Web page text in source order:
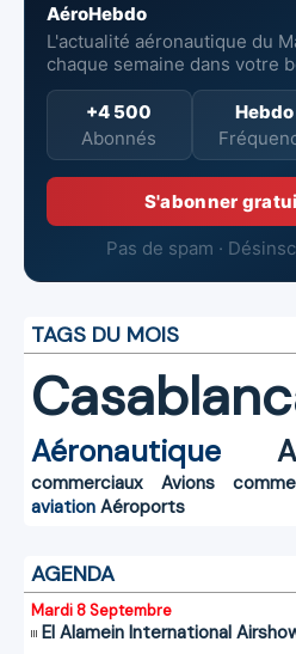
AéroHebdo
L'actualité aéronautique du
chaque semaine dans votre
+4 500
Abonnés
Hebdo
S'abonner
Pas de spam ·
TAGS DU MOIS
Aéronautique
commerciaux
Avions
aviation Aéroports
AGENDA
Mardi 8 Septembre
El Alamein International